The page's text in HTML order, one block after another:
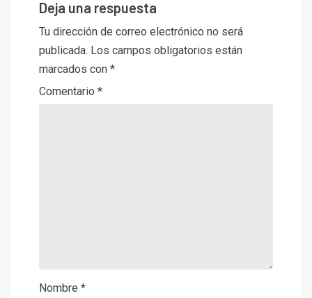
Deja una respuesta
Tu dirección de correo electrónico no será
publicada. Los campos obligatorios están
marcados con *
Comentario *
Nombre *